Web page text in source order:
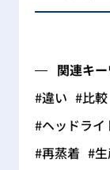
関連キ
#違い #比較
#ヘッドライ
#再蒸着 #